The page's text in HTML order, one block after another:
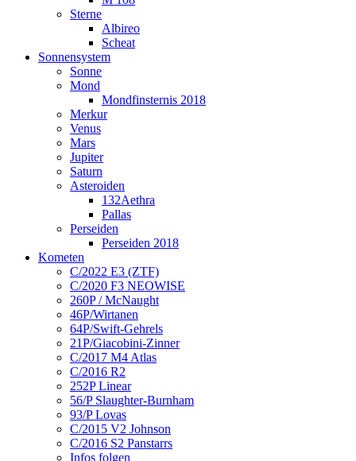
Sterne
Albireo
Scheat
Sonnensystem
Sonne
Mond
Mondfinsternis 2018
Merkur
Venus
Mars
Jupiter
Saturn
Asteroiden
132Aethra
Pallas
Perseiden
Perseiden 2018
Kometen
C/2022 E3 (ZTF)
C/2020 F3 NEOWISE
260P / McNaught
46P/Wirtanen
64P/Swift-Gehrels
21P/Giacobini-Zinner
C/2017 M4 Atlas
C/2016 R2
252P Linear
56/P Slaughter-Burnham
93/P Lovas
C/2015 V2 Johnson
C/2016 S2 Panstarrs
Infos folgen